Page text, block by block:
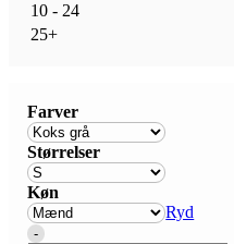
10 - 24
25+
Farver
Størrelser
Køn
Ryd
Quantity
-